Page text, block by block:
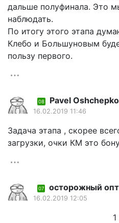
дальше полуфинала. Это
наблюдать.
По итогу этого этапа
Клебо и Большуновым
пользу первого.
08 Pavel
16.02.2019 11:46
Задача этапа , скорее
загрузки, очки КМ это
07 осторожный
16.02.2019 12:05
1